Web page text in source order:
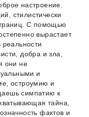
настроение.
стилистически
С помощью
вырастает
добра и зла,
они не
и
остроумию и
симпатию к
тайна,
фактов и